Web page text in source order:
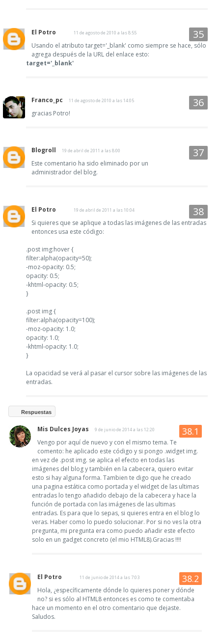
El Potro 11 de agosto de 2010 a las 8:55
Usando el atributo target='_blank' como siempre se hace, sólo
agrega después de la URL del enlace esto:
target='_blank'
Franco_pc 11 de agosto de 2010 a las 14:05
gracias Potro!
Blogroll 19 de abril de 2011 a las 8:00
Este comentario ha sido eliminado por un
administrador del blog.
El Potro 19 de abril de 2011 a las 10:04
Si quieres que se aplique a todas las imágenes de las entradas
entonces usa este código:
.post img:hover {
filter:alpha(opacity=50);
-moz-opacity: 0.5;
opacity: 0.5;
-khtml-opacity: 0.5;
}
.post img {
filter:alpha(opacity=100);
-moz-opacity: 1.0;
opacity: 1.0;
-khtml-opacity: 1.0;
}
La opacidad se verá al pasar el cursor sobre las imágenes de las
entradas.
Respuestas
Mis Dulces Joyas 9 de junio de 2014 a las 12:20
Vengo por aquí de nuevo y con el mismo tema. Te
comento: he aplicado este código y si pongo .widget img.
en vez de .post img. se aplica el efecto en todas las
imágenes del blog y también en la cabecera, quiero evitar
esto si hay alguna forma. Tambien te digo que he creado
una pagina estática como portada y el widget de las ultimas
entradas lo tengo añadido debajo de la cabecera y hace la
función de portada con las imágenes de las ultimas
entradas. Es para que lo sepas, si quieres entra en el blog lo
veras. Haber como lo puedo solucionar. Por si no ves la otra
pregunta, mi pregunta era como puedo añadir este efecto
solo en un gadget concreto (el mio HTML8).Gracias !!!!
El Potro 11 de junio de 2014 a las 7:03
Hola, ¿específicamente dónde lo quieres poner y dónde
no? si es sólo al HTML8 entonces es como te comentaba
hace un momento en el otro comentario que dejaste.
Saludos.